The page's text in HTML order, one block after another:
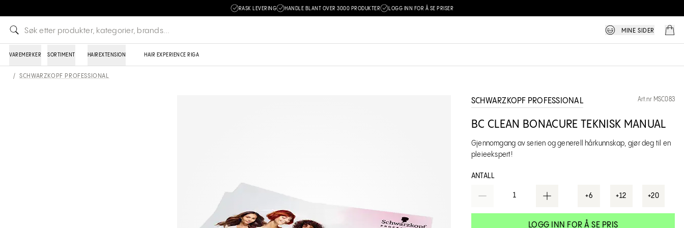
RASK LEVERING HANDLE BLANT OVER 3000 PRODUKTER LOGG INN FOR Å SE PRISER
MINE SIDER
VAREMERKER SORTIMENT HAIREXTENSION HAIR EXPERIENCE RIGA
/ SCHWARZKOPF PROFESSIONAL
SCHWARZKOPF PROFESSIONAL Art.nr MSC083
BC CLEAN BONACURE TEKNISK MANUAL
Gjennomgang av serien og generell hårkunnskap, gjør deg til en
pleieekspert!
ANTALL
1 +6 +12 +20
LOGG INN FOR Å SE PRIS